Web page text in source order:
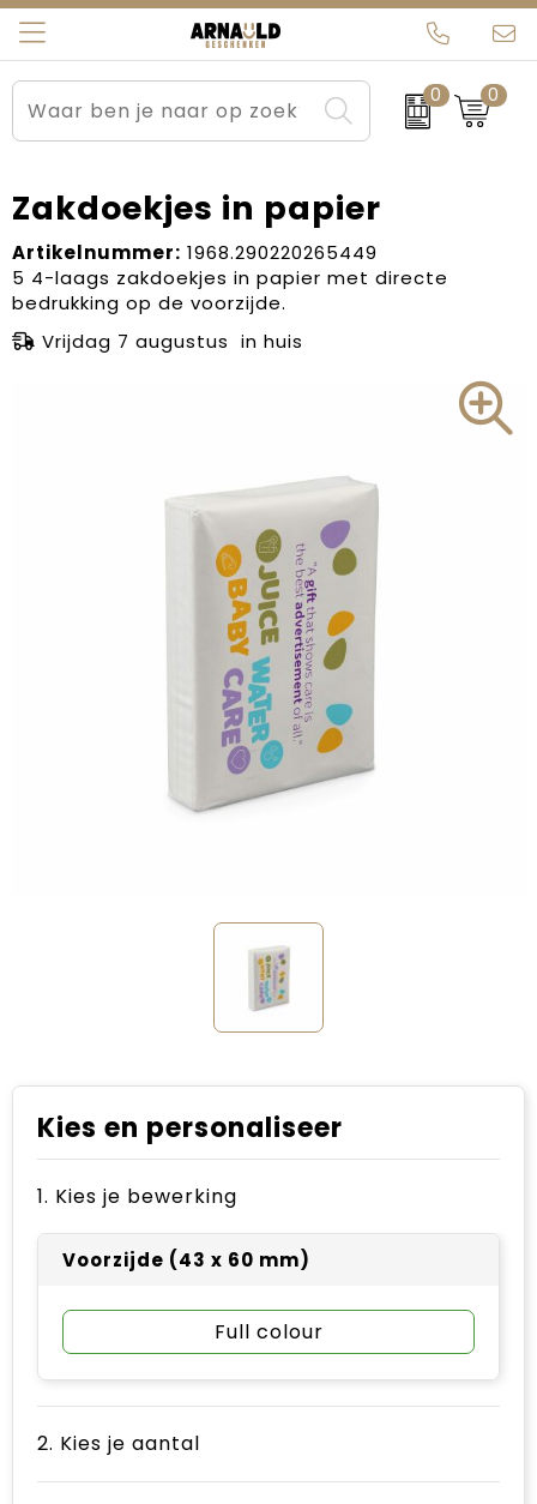
0 0
Relatiegeschenken
Sportkleding
Werkkleding
Kleding en textiel
Beurs en Evenementen
Brievenbuspakketten
Carnaval
Dag van de Zorg
Voetbal, EK en WK
Zomergeschenken
Arnauld Kerstpakketten
MijnEigenKadootje
Ons team
Contact
Blogs
Zakdoekjes in papier
Artikelnummer: 1968.290220265449
5 4-laags zakdoekjes in papier met directe
bedrukking op de voorzijde.
Vrijdag 7 augustus in huis
Kies en personaliseer
1. Kies je bewerking
Voorzijde (43 x 60 mm)
Full colour
2. Kies je aantal